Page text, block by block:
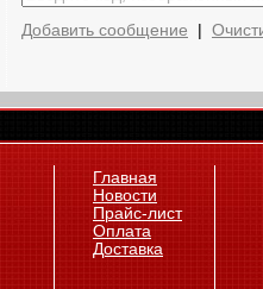
Добавить сообщение
Главная
Новости
Прайс-лист
Оплата
Доставка